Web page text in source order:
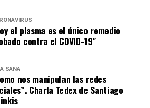
el plasma es el único remedio
contra el COVID-19″
SANA
nos manipulan las redes
Charla Tedex de Santiago